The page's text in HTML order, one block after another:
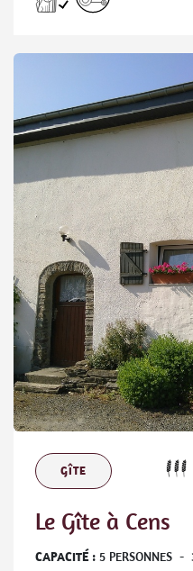
GÎTE
Le Gîte à Cens
CAPACITÉ : 5 PERSONNES -